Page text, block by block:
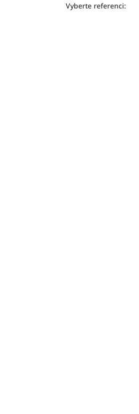
Vyberte referenci: